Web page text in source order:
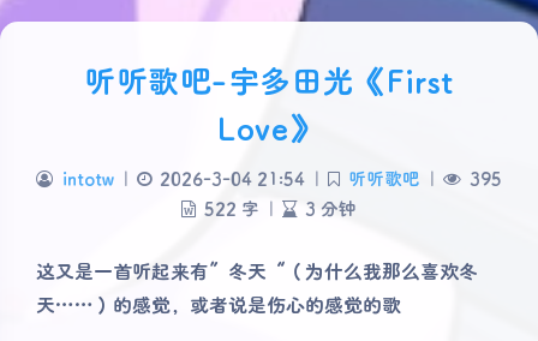
听听歌吧-宇多田光《First
Love》
intotw | 2026-3-04 21:54 | 听听歌吧 |
395
522 字 | 3 分钟
这又是一首听起来有”冬天“（为什么我那么喜欢冬
天……）的感觉，或者说是伤心的感觉的歌